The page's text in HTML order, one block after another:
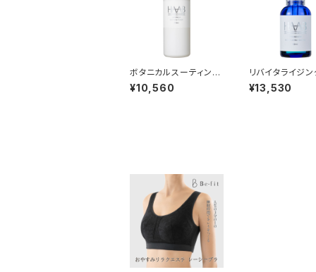
ボタニカルスーティング
トナー
¥10,560
リバイタライジ
ム
¥13,530